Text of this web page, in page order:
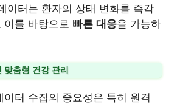
이터는 환자의 상태 변화를 즉각
이를 바탕으로 빠른 대응을 가능하
맞춤형 건강 관리
이터 수집의 중요성은 특히 원격